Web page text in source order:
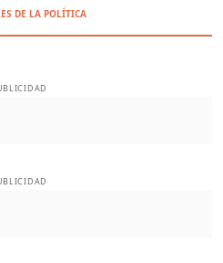
DE LA POLÍTICA